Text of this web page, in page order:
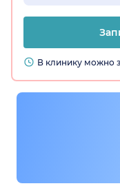
В клинику можно